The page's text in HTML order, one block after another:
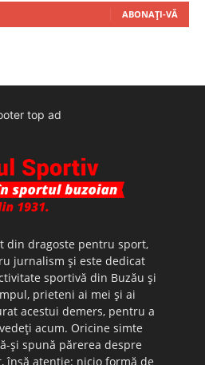
ABONAȚI-VĂ
top ad
din dragoste pentru sport,
jurnalism şi este dedicat
sportivă din Buzău şi
prieteni ai mei şi ai
acestui demers, pentru a
acum. Oricine simte
şi spună părerea despre
însă atenţie: nicio formă de